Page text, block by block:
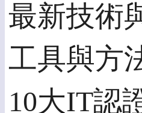
最新技術
工具與方
10大IT認